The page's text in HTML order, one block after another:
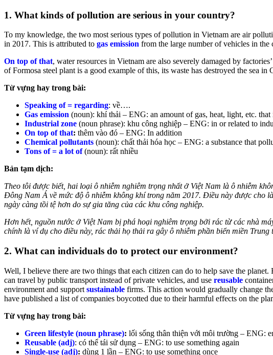
1. What kinds of pollution are serious in your country?
To my knowledge, the two most serious types of pollution in Vietnam are air
in 2017. This is attributed to gas emission from the large number of vehicles in
On top of that, water resources in Vietnam are also severely damaged by
of Formosa steel plant is a good example of this, its waste has destroyed the sea
Từ vựng hay trong bài:
Speaking of = regarding: về….
Gas emission (noun): khí thải – ENG: an amount of gas, heat, light, etc. that
Industrial zone (noun phrase): khu công nghiệp – ENG: in or related to
On top of that: thêm vào đó – ENG: In addition
Chemical pollutants (noun): chất thải hóa học – ENG: a substance that
Tons of = a lot of(noun): rất nhiều
Bản tạm dịch:
Theo tôi được biết, hai loại ô nhiễm nghiêm trọng nhất ở Việt Nam là ô nhiễm
Đông Nam Á về mức độ ô nhiễm không khí trong năm 2017. Điều này được cho
ngày càng tồi tệ hơn do sự gia tăng của các khu công nghiệp.
Hơn hết, nguồn nước ở Việt Nam bị phá hoại nghiêm trọng bởi rác từ các nhà
chính là ví dụ cho điều này, rác thải họ thải ra gây ô nhiễm phần biển miền
2. What can individuals do to protect our environment?
Well, I believe there are two things that each citizen can do to help save the
can travel by public transport instead of private vehicles, and use reusable
environment and support sustainable firms. This action would gradually change
have published a list of companies boycotted due to their harmful effects on the
Từ vựng hay trong bài:
Green lifestyle (noun phrase): lối sống thân thiện với môi trường – ENG:
Reusable (adj): có thể tái sử dụng – ENG: to use something again
Single-use (adj): dùng 1 lần – ENG: to use something once